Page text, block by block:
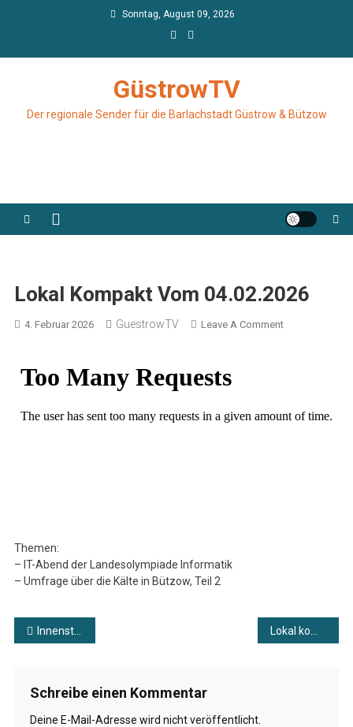
Sonntag, August 09, 2026
GüstrowTV
Der regionale Sender für die Barlachstadt Güstrow & Bützow
Lokal Kompakt Vom 04.02.2026
4. Februar 2026 GuestrowTV Leave A CommentOn
Themen:
– IT-Abend der Landesolympiade Informatik
– Umfrage über die Kälte in Bützow, Teil 2
Beitragsnavigation
Innenstadtmagazin #27
Schreibe einen Kommentar
Deine E-Mail-Adresse wird nicht veröffentlicht.